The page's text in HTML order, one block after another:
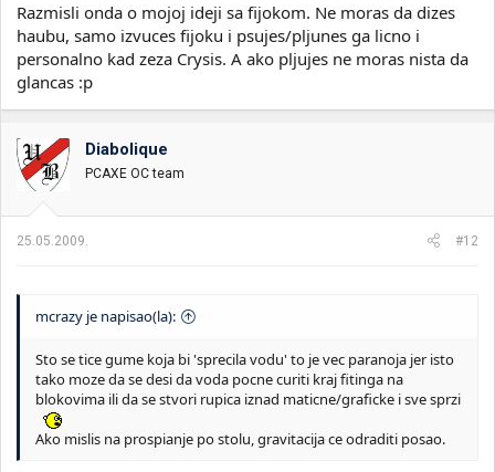
Razmisli onda o mojoj ideji sa fijokom. Ne moras da dizes
haubu, samo izvuces fijoku i psujes/pljunes ga licno i
personalno kad zeza Crysis. A ako pljujes ne moras nista da
glancas :p
Diabolique
PCAXE OC team
25.05.2009. #12
mcrazy je napisao(la):
Sto se tice gume koja bi 'sprecila vodu' to je vec paranoja jer isto
tako moze da se desi da voda pocne curiti kraj fitinga na
blokovima ili da se stvori rupica iznad maticne/graficke i sve sprzi
Ako mislis na prospianje po stolu, gravitacija ce odraditi posao.